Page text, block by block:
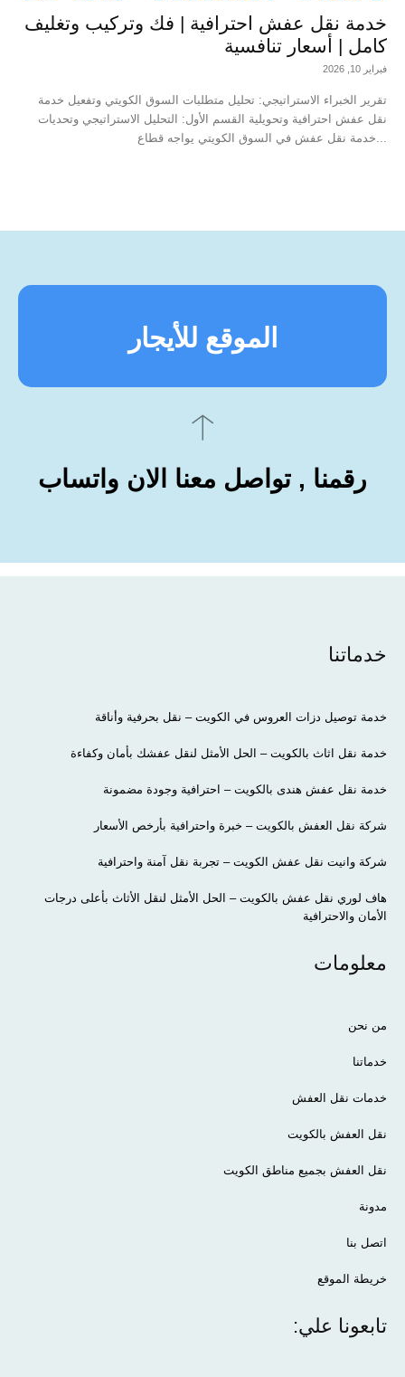
خدمة نقل عفش احترافية | فك وتركيب وتغليف
كامل | أسعار تنافسية
فبراير 10, 2026
تقرير الخبراء الاستراتيجي: تحليل متطلبات السوق الكويتي وتفعيل خدمة
نقل عفش احترافية وتحويلية القسم الأول: التحليل الاستراتيجي وتحديات
الموقع للأيجار
رقمنا , تواصل معنا الان واتساب
خدماتنا
خدمة توصيل دزات العروس في الكويت – نقل بحرفية وأناقة
خدمة نقل اثاث بالكويت – الحل الأمثل لنقل عفشك بأمان وكفاءة
خدمة نقل عفش هندى بالكويت – احترافية وجودة مضمونة
شركة نقل العفش بالكويت – خبرة واحترافية بأرخص الأسعار
شركة وانيت نقل عفش الكويت – تجربة نقل آمنة واحترافية
هاف لوري نقل عفش بالكويت – الحل الأمثل لنقل الأثاث بأعلى درجات
الأمان والاحترافية
معلومات
من نحن
خدماتنا
خدمات نقل العفش
نقل العفش بالكويت
نقل العفش بجميع مناطق الكويت
مدونة
اتصل بنا
خريطة الموقع
تابعونا علي: